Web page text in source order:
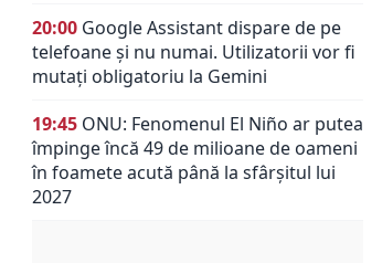
20:00 Google Assistant dispare de pe
telefoane și nu numai. Utilizatorii vor fi
mutați obligatoriu la Gemini
19:45 ONU: Fenomenul El Niño ar putea
împinge încă 49 de milioane de oameni
în foamete acută până la sfârșitul lui
2027